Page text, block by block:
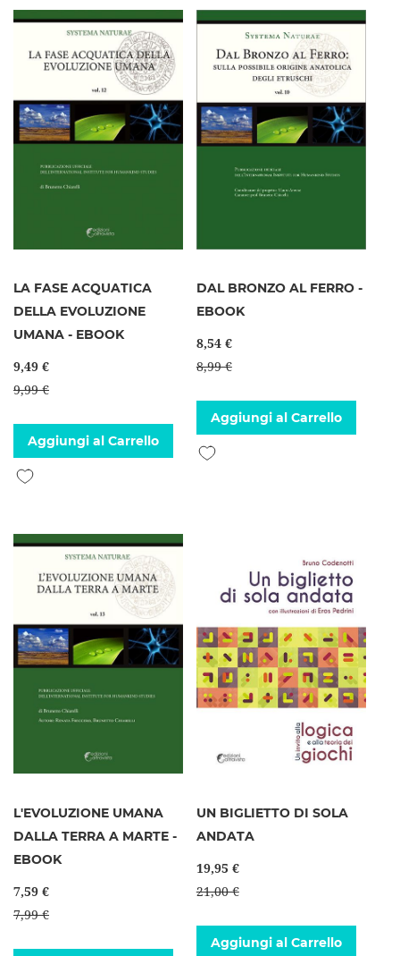
LA FASE ACQUATICA
DELLA EVOLUZIONE
UMANA - EBOOK
9,49 €
9,99 €
Aggiungi al Carrello
Aggiungi alla lista desideri
DAL BRONZO AL FERRO -
EBOOK
8,54 €
8,99 €
Aggiungi al Carrello
Aggiungi alla lista desideri
L'EVOLUZIONE UMANA
DALLA TERRA A MARTE -
EBOOK
7,59 €
7,99 €
UN BIGLIETTO DI SOLA
ANDATA
19,95 €
21,00 €
Aggiungi al Carrello